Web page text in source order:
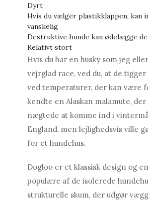
Dyrt
Hvis du vælger plastikklappen, kan
vanskelig
Destruktive hunde kan ødelægge
Relativt stort
Hvis du har en husky som jeg
vejrglad race, ved du, at de tigger
ved temperaturer, der kan være
kendte en Alaskan malamute,
nægtede at komme ind i
England, men lejlighedsvis ville
for et hundehus.
Dogloo er et klassisk design og
populære af de isolerede
strukturelle skum, der udgør